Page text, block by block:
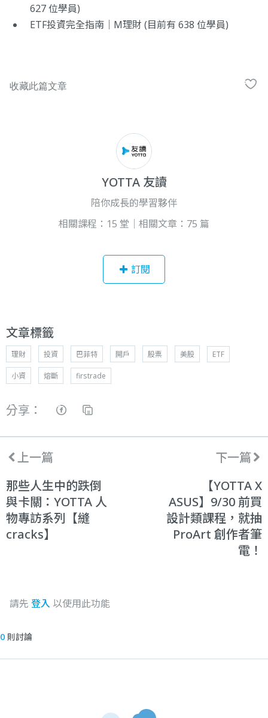
627 位學員)
ETF投資完全指南｜M理財 (目前有 638 位學員)
YOTTA 友讀
陪你成長的學習夥伴
相關課程：15 堂｜相關文章：75 篇
訂閱
文章標籤
理財 投資 巴菲特 開戶 股票 美股 ETF
小資 熔斷 firstrade
分享：
上一篇
那些人生中的跌倒
與卡關：YOTTA 人
物專訪系列【縫
cracks】
下一篇
【YOTTA X
ASUS】9/30 前買
設計類課程，就抽
ProArt 創作者筆
電！
請先 登入 以使用此功能
0 則討論